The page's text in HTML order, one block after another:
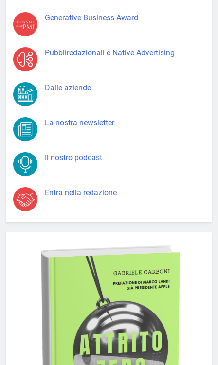
Generative Business Award
Pubbliredazionali e Native Advertising
Dalle aziende
La nostra newsletter
Il nostro podcast
Entra nella redazione